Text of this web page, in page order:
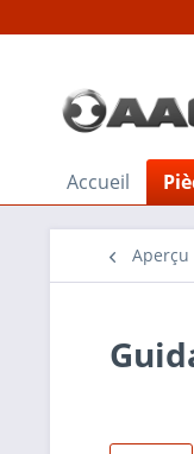
Accueil
Aperçu